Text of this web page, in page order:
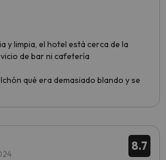
y limpia, el hotel está cerca de la
de bar ni cafetería
qué era demasiado blando y se
8.7